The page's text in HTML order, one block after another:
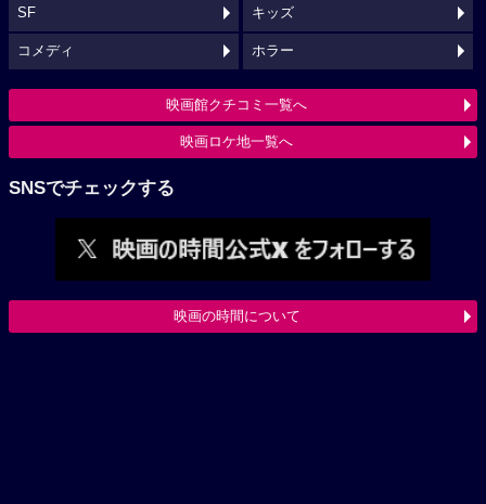
SF キッズ
コメディ ホラー
映画館クチコミ一覧へ
映画ロケ地一覧へ
SNSでチェックする
映画の時間について